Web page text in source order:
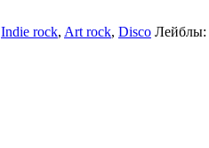
Indie rock, Art rock, Disco Лейблы: